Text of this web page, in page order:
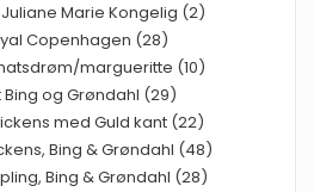
Marie Kongelig (2)
Copenhagen (28)
margueritte (10)
Bing og Grøndahl (29)
med Guld kant (22)
Bing & Grøndahl (48)
Bing & Grøndahl (28)